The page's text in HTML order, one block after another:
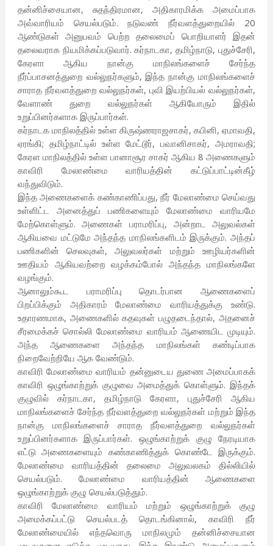
தன்னிச்சையான, சுதந்திரமான, அதிகாரமிக்க அமைப்பாக
அவ்வாரியம் செயல்படும். நடுவண் நீர்வளத்துறையில் 20
ஆண்டுகள் அனுபவம் பெற்ற தலைமைப் பொறியாளர் இதன்
தலைவராக நியமிக்கப்படுவார். கர்நாடகா, தமிழ்நாடு, புதுச்சேரி,
கேரளா ஆகிய நான்கு மாநிலங்களைச் சேர்ந்த
நீர்ப்பாசனத்துறை வல்லுநர்களும், இந்த நான்கு மாநிலங்களைச்
சாராத நீர்வளத்துறை வல்லுநர்கள், புவி இயற்பியல் வல்லுநர்கள்,
வேளாண் துறை வல்லுநர்கள் ஆகியோரும் இதில்
உறுப்பினர்களாக இருப்பார்கள்.
கர்நாடக மாநிலத்தில் உள்ள கிருஷ்ணராஜசாகர், கபினி, ஏமாவதி,
ஏரங்கி; தமிழ்நாட்டில் உள்ள மேட்டூர், பவானிசாகர், அமராவதி;
கேரள மாநிலத்தில் உள்ள பானாசூர சாகர் ஆகிய 8 அணைகளும்
காவிரி மேலாண்மை வாரியத்தின் கட்டுப்பாட்டின்கீழ்
வந்துவிடும்.
இந்த அணைகளைக் கண்காணிப்பது, நீர் மேலாண்மை செய்வது
உள்ளிட்ட அனைத்துப் பணிகளையும் மேலாண்மை வாரியமே
மேற்கொள்ளும். அணைகள் பராமரிப்பு, அன்றாட அலுவல்கள்
ஆகியவை மட்டுமே அந்தந்த மாநிலங்களிடம் இருக்கும். அந்தப்
பணிகளின் செலவுகள், அலுவலர்கள் மற்றும் ஊழியர்களின்
ஊதியம் ஆகியவற்றை வழக்கம்போல் அந்தந்த மாநிலங்களே
வழங்கும்.
ஆனாலும்கூட பராமரிப்பு தொடர்பான ஆணைகளைப்
பிறப்பிக்கும் அதிகாரம் மேலாண்மை வாரியத்துக்கு உண்டு.
உதாரணமாக, அணைகளில் கதவுகள் பழுதடைந்தால், அதனைச்
சீரமைக்கச் சொல்லி மேலாண்மை வாரியம் ஆணையிட முடியும்.
அந்த ஆணைகளை அந்தந்த மாநிலங்கள் கண்டிப்பாக
நிறைவேற்றியே ஆக வேண்டும்.
காவிரி மேலாண்மை வாரியம் தன்னுடைய துணை அமைப்பாகக்
காவிரி ஒழுங்காற்றுக் குழுவை அமைத்துக் கொள்ளும். இந்தக்
குழுவில் கர்நாடகா, தமிழ்நாடு கேரளா, புதுச்சேரி ஆகிய
மாநிலங்களைச் சேர்ந்த நீர்வளத்துறை வல்லுநர்கள் மற்றும் இந்த
நான்கு மாநிலங்களைச் சாராத நீர்வளத்துறை வல்லுநர்கள்
உறுப்பினர்களாக இருப்பார்கள். ஒழுங்காற்றுக் குழு நேரடியாக
எட்டு அணைகளையும் கண்காணித்துக் கொண்டே இருக்கும்.
மேலாண்மை வாரியத்தின் தலைமை அலுவலகம் தில்லியில்
செயல்படும். மேலாண்மை வாரியத்தின் ஆணைகளை
ஒழுங்காற்றுக் குழு செயல்படுத்தும்.
காவிரி மேலாண்மை வாரியம் மற்றும் ஒழுங்காற்றுக் குழு
அமைக்கப்பட்டு செயல்படத் தொடங்கினால், காவிரி நீர்
மேலாண்மையில் எந்தவொரு மாநிலமும் தன்னிச்சையான